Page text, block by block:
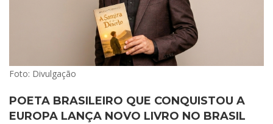
Foto: Divulgação
POETA BRASILEIRO QUE CONQUISTOU A
EUROPA LANÇA NOVO LIVRO NO BRASIL